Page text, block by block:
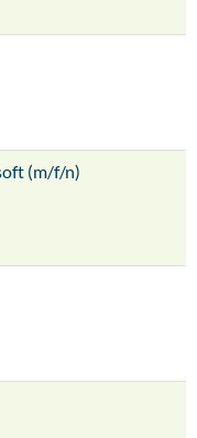
(m/f/n)